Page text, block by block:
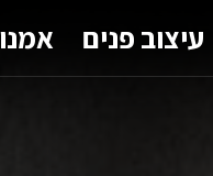
עיצוב פנים